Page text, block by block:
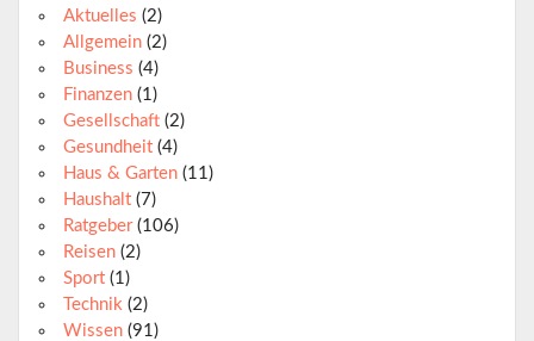
Aktuelles (2)
Allgemein (2)
Business (4)
Finanzen (1)
Gesellschaft (2)
Gesundheit (4)
Haus & Garten (11)
Haushalt (7)
Ratgeber(106)
Reisen (2)
Sport (1)
Technik (2)
Wissen (91)